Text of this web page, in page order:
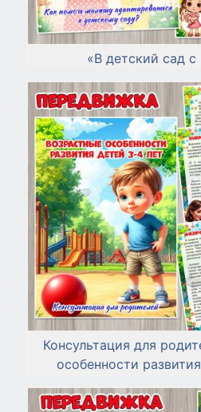
«В детский сад
Консультация для
особенности